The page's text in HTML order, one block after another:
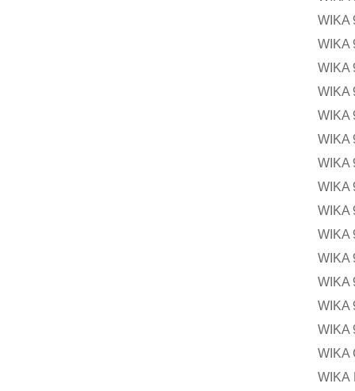
WIKA
WIKA
WIKA
WIKA
WIKA
WIKA
WIKA
WIKA
WIKA
WIKA
WIKA
WIKA
WIKA
WIKA
WIKA
WIKA